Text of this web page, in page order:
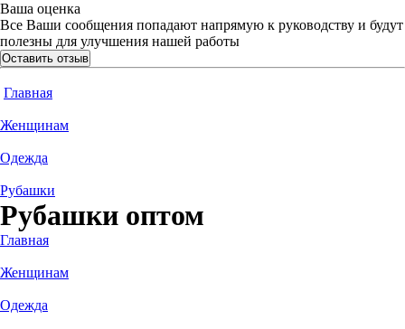
Ваша оценка
Все Ваши сообщения попадают напрямую к руководству и будут
полезны для улучшения нашей работы
Оставить отзыв
Главная
Женщинам
Одежда
Рубашки
Рубашки оптом
Главная
Женщинам
Одежда